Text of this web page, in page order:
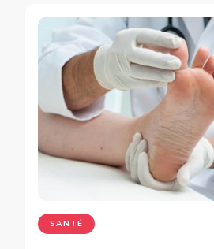
SANTÉ